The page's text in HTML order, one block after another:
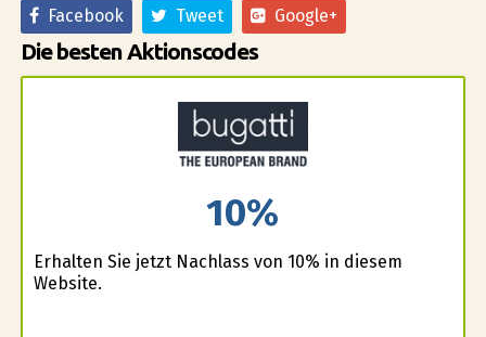
Facebook
Tweet Google+
Die besten Aktionscodes
10%
Erhalten Sie jetzt Nachlass von 10% in diesem
Website.